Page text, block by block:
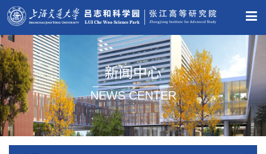
新闻中心
NEWS CENTER